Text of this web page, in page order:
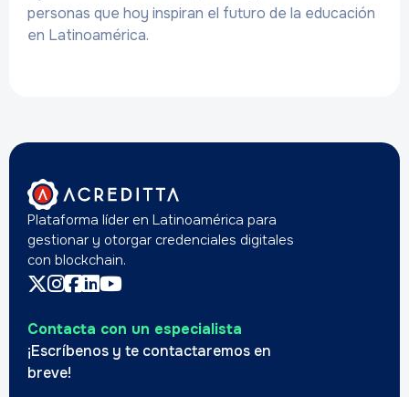
personas que hoy inspiran el futuro de la educación
en Latinoamérica.
Plataforma líder en Latinoamérica para
gestionar y otorgar credenciales digitales
con blockchain.
Contacta con un especialista
¡Escríbenos y te contactaremos en
breve!